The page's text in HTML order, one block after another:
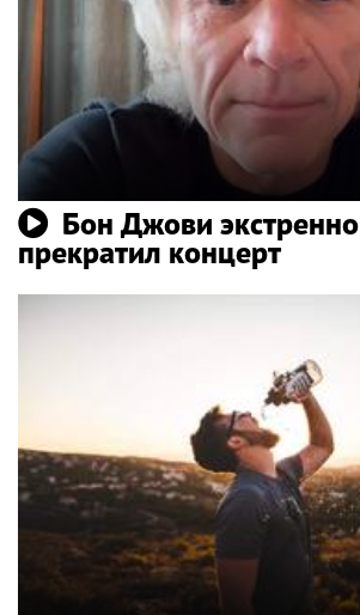
Бон Джови экстренно
прекратил концерт